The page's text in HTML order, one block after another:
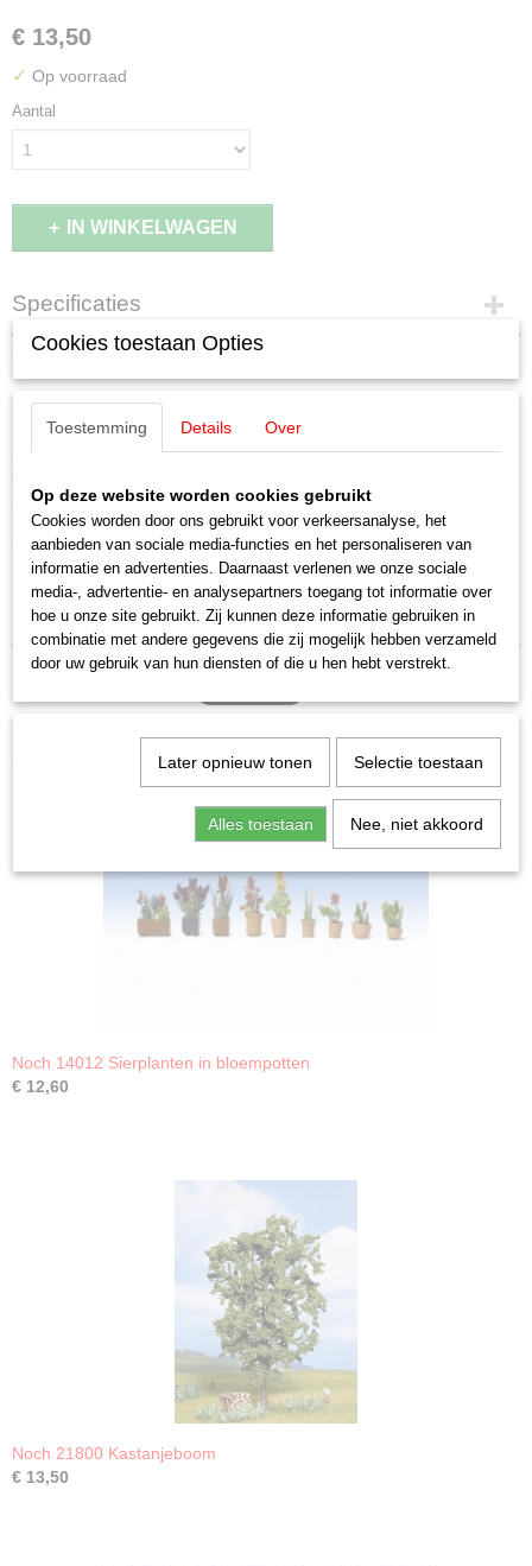
€ 13,50
✓ Op voorraad
Aantal
IN WINKELWAGEN
Specificaties
EAN code
Productcode leverancier
21546
Schaal
Staat
Nieuw
Omschrijving
Noch 21546 Sierstruiken
Struiken een heesters in alle maten zijn overal te vinden. Tuinen, parken,
terassen en zelfs balkons worden versierd en beschaduwd met heesters.
Sierheesters zorgen voor variatie en diversiteit in je modellandschap.
Sierstruiken Bomen & planten 4 - 5 cm hoog, 12 stuks.
Ook interessant
Noch 14012 Sierplanten in bloempotten
€ 12,60
Noch 21800 Kastanjeboom
€ 13,50
Cookies toestaan Opties
Toestemming Details Over
Op deze website worden cookies gebruikt
Cookies worden door ons gebruikt voor verkeersanalyse, het
aanbieden van sociale media-functies en het personaliseren van
informatie en advertenties. Daarnaast verlenen we onze sociale
media-, advertentie- en analysepartners toegang tot informatie over
hoe u onze site gebruikt. Zij kunnen deze informatie gebruiken in
combinatie met andere gegevens die zij mogelijk hebben verzameld
door uw gebruik van hun diensten of die u hen hebt verstrekt.
Later opnieuw tonen Selectie toestaan
Alles toestaan Nee, niet akkoord